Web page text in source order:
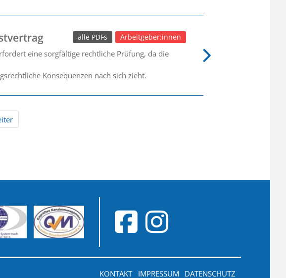
Arbeitgeber:innen
alle PDFs
eine sorgfältige rechtliche Prüfung, da die
Konsequenzen nach sich zieht.
KONTAKT IMPRESSUM DATENSCHUTZ